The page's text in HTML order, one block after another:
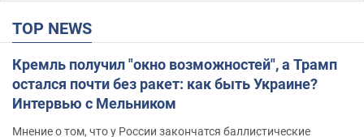
TOP NEWS
Кремль получил "окно возможностей", а Трамп
остался почти без ракет: как быть Украине?
Интервью с Мельником
Мнение о том, что у России закончатся баллистические